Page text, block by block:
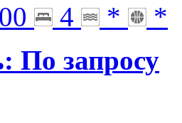
4 *
*
По запросу